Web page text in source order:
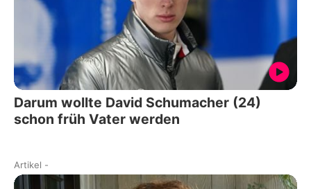
Darum wollte David Schumacher (24)
schon früh Vater werden
Artikel -